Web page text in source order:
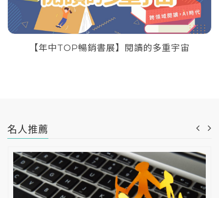
【年中TOP暢銷書展】閱讀的多重宇宙
名人推薦